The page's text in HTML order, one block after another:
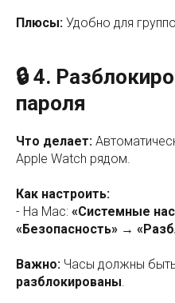
Плюсы: Удобно для
🔒 4.
пароля
Что делает:
Apple Watch рядом.
Как настроить:
- На Mac: «Системные
«Безопасность» →
Важно: Часы должны
разблокированы.